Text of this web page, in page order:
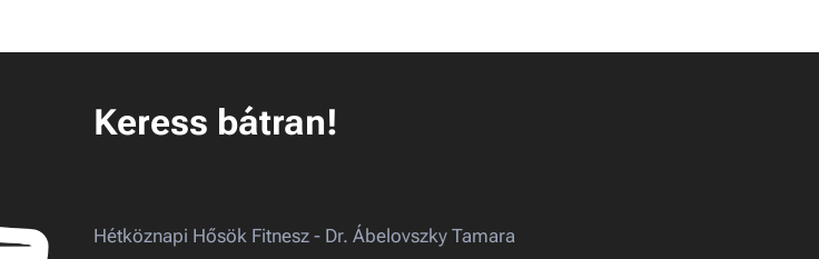
Keress bátran!
Hétköznapi Hősök Fitnesz - Dr. Ábelovszky Tamara